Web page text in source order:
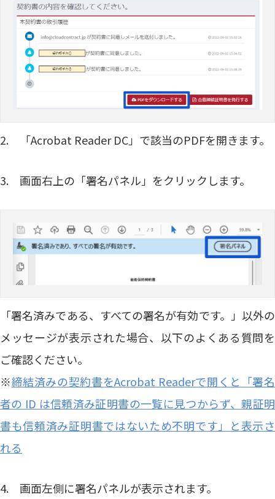
2. 「Acrobat Reader DC」で該当のPDFを開きます。
3. 画面右上の「署名パネル」をクリックします。
「署名済みである、すべての署名が有効です。」以外の
メッセージが表示された場合、以下のよくある質問を
ご確認ください。
※締結済みの契約書をAcrobat Readerで開くと「署名
者の ID は信頼済み証明書の一覧に見つからず、親証明
書も信頼済み証明書ではないため不明です」と表示さ
れる
4. 画面左側に署名パネルが表示されます。